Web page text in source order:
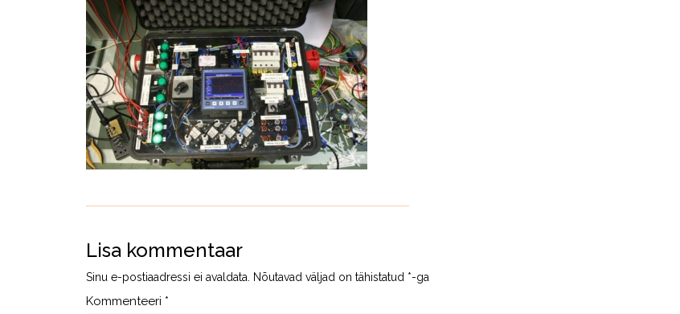
Lisa kommentaar
Sinu e-postiaadressi ei avaldata. Nõutavad väljad on tähistatud *-ga
Kommenteeri *